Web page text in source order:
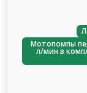
Мотопомпы
л/мин в